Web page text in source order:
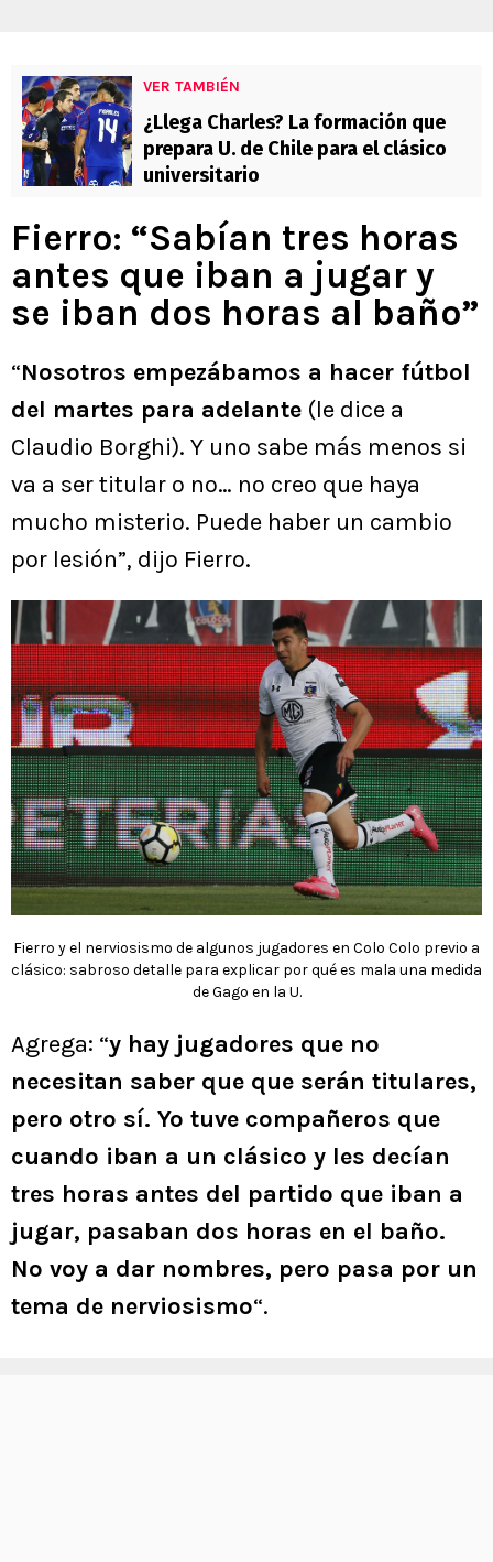
VER TAMBIÉN
¿Llega Charles? La formación que
prepara U. de Chile para el clásico
universitario
Fierro: “Sabían tres horas
antes que iban a jugar y
se iban dos horas al baño”
“Nosotros empezábamos a hacer fútbol
del martes para adelante (le dice a
Claudio Borghi). Y uno sabe más menos si
va a ser titular o no… no creo que haya
mucho misterio. Puede haber un cambio
por lesión”, dijo Fierro.
Fierro y el nerviosismo de algunos jugadores en Colo Colo previo a
clásico: sabroso detalle para explicar por qué es mala una medida
de Gago en la U.
Agrega: “y hay jugadores que no
necesitan saber que que serán titulares,
pero otro sí. Yo tuve compañeros que
cuando iban a un clásico y les decían
tres horas antes del partido que iban a
jugar, pasaban dos horas en el baño.
No voy a dar nombres, pero pasa por un
tema de nerviosismo“.